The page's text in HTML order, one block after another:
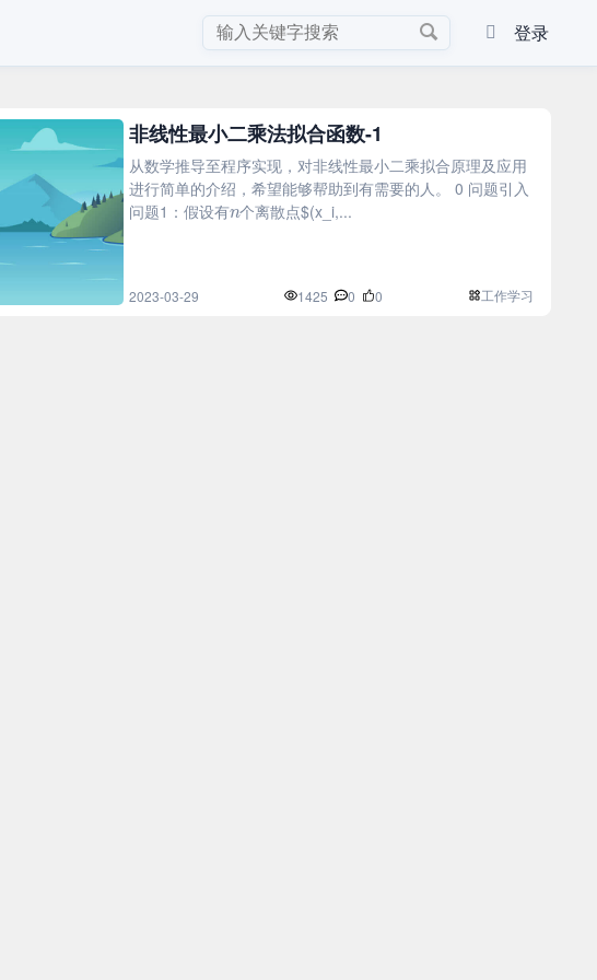
登录
非线性最小二乘法拟合函数-1
从数学推导至程序实现，对非线性最小二乘拟合原理及应用
进行简单的介绍，希望能够帮助到有需要的人。 0 问题引入
问题1：假设有n 个离散点$(x_i,...
2023-03-29 1425 0 0 工作学习